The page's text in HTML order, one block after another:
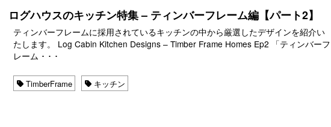
ログハウスのキッチン特集 – ティンバーフレーム編【パート2】
ティンバーフレームに採用されているキッチンの中から厳選したデザインを紹介い
たします。 Log Cabin Kitchen Designs – Timber Frame Homes Ep2 「ティンバーフ
レーム ･ ･ ･
TimberFrame キッチン